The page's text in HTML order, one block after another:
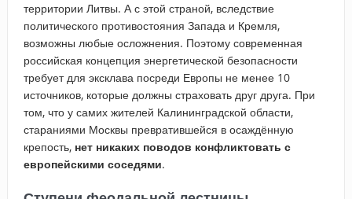
территории Литвы. А с этой страной, вследствие
политического противостояния Запада и Кремля,
возможны любые осложнения. Поэтому современная
российская концепция энергетической безопасности
требует для эксклава посреди Европы не менее 10
источников, которые должны страховать друг друга. При
том, что у самих жителей Калининградской области,
стараниями Москвы превратившейся в осаждённую
крепость, нет никаких поводов конфликтовать с
европейскими соседями.